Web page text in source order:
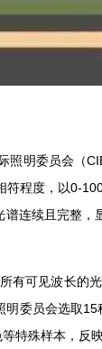
明委员会（CIE
程度，以0-
续且完整，
有可见波长的
际照明委员会选
本，反映对